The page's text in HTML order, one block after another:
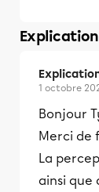
Explication
1 octobre
Bonjour
Merci de
La
ainsi que